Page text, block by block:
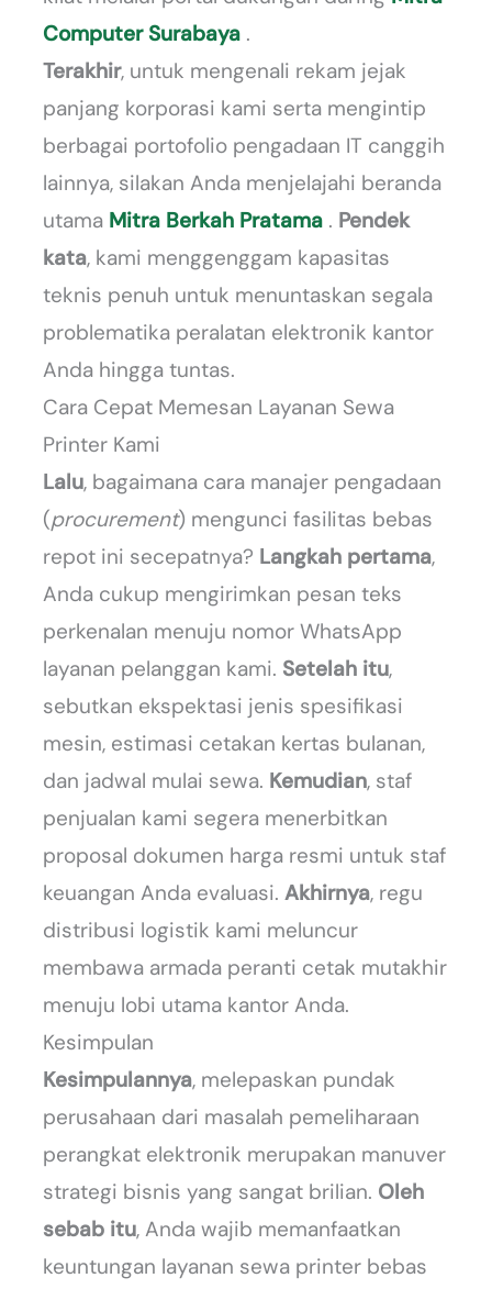
Computer Surabaya .
Terakhir, untuk mengenali rekam jejak
panjang korporasi kami serta mengintip
berbagai portofolio pengadaan IT canggih
lainnya, silakan Anda menjelajahi beranda
utama Mitra Berkah Pratama . Pendek
kata, kami menggenggam kapasitas
teknis penuh untuk menuntaskan segala
problematika peralatan elektronik kantor
Anda hingga tuntas.
Cara Cepat Memesan Layanan Sewa
Printer Kami
Lalu, bagaimana cara manajer pengadaan
(procurement) mengunci fasilitas bebas
repot ini secepatnya? Langkah pertama,
Anda cukup mengirimkan pesan teks
perkenalan menuju nomor WhatsApp
layanan pelanggan kami. Setelah itu,
sebutkan ekspektasi jenis spesifikasi
mesin, estimasi cetakan kertas bulanan,
dan jadwal mulai sewa. Kemudian, staf
penjualan kami segera menerbitkan
proposal dokumen harga resmi untuk staf
keuangan Anda evaluasi.Akhirnya, regu
distribusi logistik kami meluncur
membawa armada peranti cetak mutakhir
menuju lobi utama kantor Anda.
Kesimpulan
Kesimpulannya, melepaskan pundak
perusahaan dari masalah pemeliharaan
perangkat elektronik merupakan manuver
strategi bisnis yang sangat brilian. Oleh
sebab itu, Anda wajib memanfaatkan
keuntungan layanan sewa printer bebas